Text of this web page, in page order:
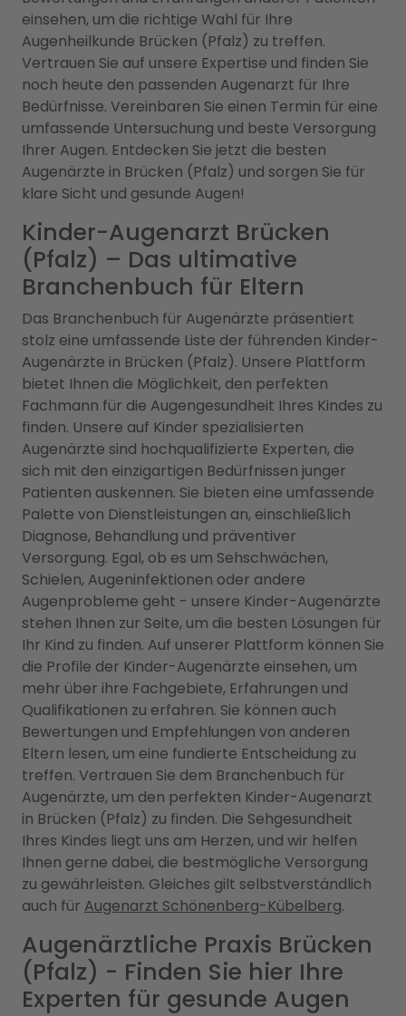
einsehen, um die richtige Wahl für Ihre
Augenheilkunde Brücken (Pfalz) zu treffen.
Vertrauen Sie auf unsere Expertise und finden Sie
noch heute den passenden Augenarzt für Ihre
Bedürfnisse. Vereinbaren Sie einen Termin für eine
umfassende Untersuchung und beste Versorgung
Ihrer Augen. Entdecken Sie jetzt die besten
Augenärzte in Brücken (Pfalz) und sorgen Sie für
klare Sicht und gesunde Augen!
Kinder-Augenarzt Brücken
(Pfalz) – Das ultimative
Branchenbuch für Eltern
Das Branchenbuch für Augenärzte präsentiert
stolz eine umfassende Liste der führenden Kinder-
Augenärzte in Brücken (Pfalz). Unsere Plattform
bietet Ihnen die Möglichkeit, den perfekten
Fachmann für die Augengesundheit Ihres Kindes zu
finden. Unsere auf Kinder spezialisierten
Augenärzte sind hochqualifizierte Experten, die
sich mit den einzigartigen Bedürfnissen junger
Patienten auskennen. Sie bieten eine umfassende
Palette von Dienstleistungen an, einschließlich
Diagnose, Behandlung und präventiver
Versorgung. Egal, ob es um Sehschwächen,
Schielen, Augeninfektionen oder andere
Augenprobleme geht - unsere Kinder-Augenärzte
stehen Ihnen zur Seite, um die besten Lösungen für
Ihr Kind zu finden. Auf unserer Plattform können Sie
die Profile der Kinder-Augenärzte einsehen, um
mehr über ihre Fachgebiete, Erfahrungen und
Qualifikationen zu erfahren. Sie können auch
Bewertungen und Empfehlungen von anderen
Eltern lesen, um eine fundierte Entscheidung zu
treffen. Vertrauen Sie dem Branchenbuch für
Augenärzte, um den perfekten Kinder-Augenarzt
in Brücken (Pfalz) zu finden. Die Sehgesundheit
Ihres Kindes liegt uns am Herzen, und wir helfen
Ihnen gerne dabei, die bestmögliche Versorgung
zu gewährleisten. Gleiches gilt selbstverständlich
auch für Augenarzt Schönenberg-Kübelberg.
Augenärztliche Praxis Brücken
(Pfalz) - Finden Sie hier Ihre
Experten für gesunde Augen